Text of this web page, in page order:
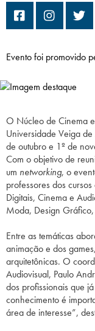
Campi/Unidades
ÁREA DO
Evento foi promovido
O Núcleo de Cinema
Universidade Veiga
de outubro e 1º de
Com o objetivo de
um networking, o
professores dos
Digitais, Cinema e
Moda, Design
Entre as temáticas
animação e dos
arquitetônicas. O
Audiovisual, Paulo
dos profissionais que
conhecimento é
área de interesse”,